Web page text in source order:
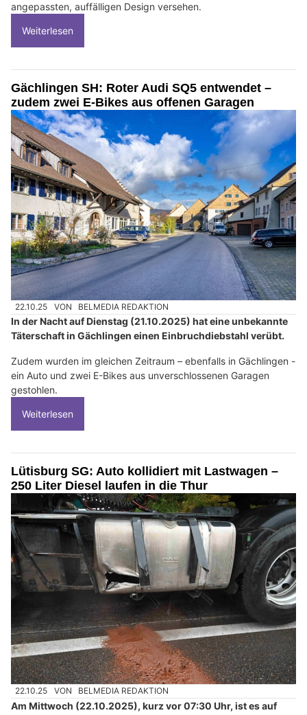
angepassten, auffälligen Design versehen.
Weiterlesen
Gächlingen SH: Roter Audi SQ5 entwendet –
zudem zwei E‑Bikes aus offenen Garagen
22.10.25 VON BELMEDIA REDAKTION
In der Nacht auf Dienstag (21.10.2025) hat eine unbekannte
Täterschaft in Gächlingen einen Einbruchdiebstahl verübt.
Zudem wurden im gleichen Zeitraum – ebenfalls in Gächlingen -
ein Auto und zwei E-Bikes aus unverschlossenen Garagen
gestohlen.
Weiterlesen
Lütisburg SG: Auto kollidiert mit Lastwagen –
250 Liter Diesel laufen in die Thur
22.10.25 VON BELMEDIA REDAKTION
Am Mittwoch (22.10.2025), kurz vor 07:30 Uhr, ist es auf